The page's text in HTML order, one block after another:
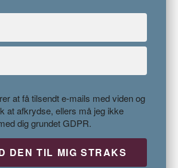
at få tilsendt e-mails med viden og
at afkrydse, ellers må jeg ikke
dig grundet GDPR.